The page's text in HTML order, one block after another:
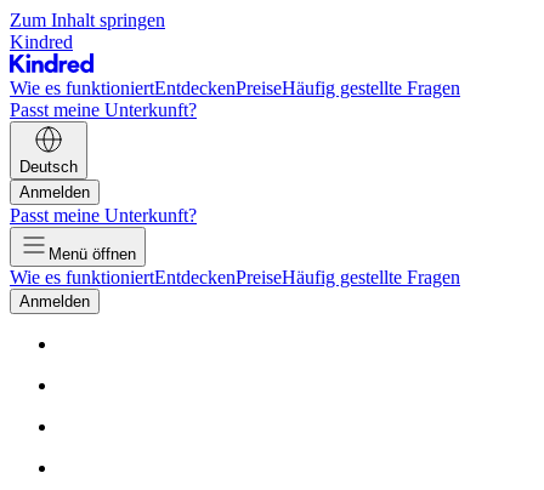
Zum Inhalt springen
Kindred
Wie es funktioniertEntdeckenPreiseHäufig gestellte Fragen
Passt meine Unterkunft?
Deutsch
Anmelden
Passt meine Unterkunft?
Menü öffnen
Wie es funktioniertEntdeckenPreiseHäufig gestellte Fragen
Anmelden